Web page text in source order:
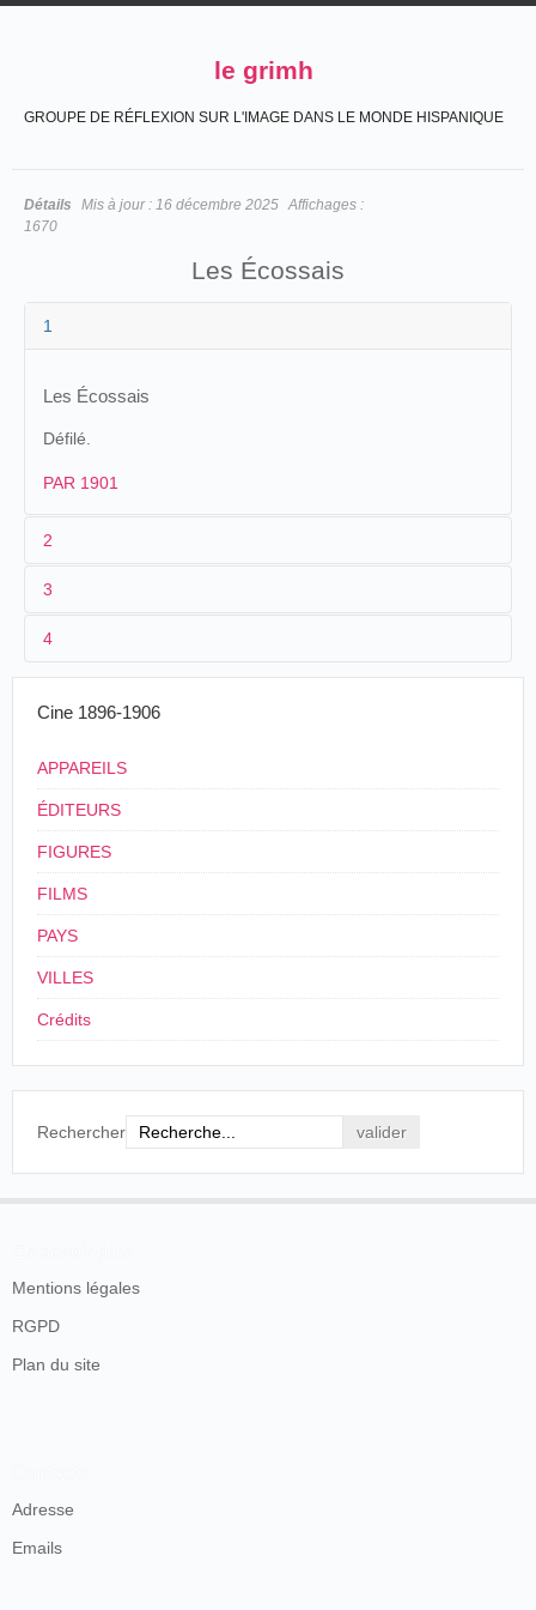
le grimh
GROUPE DE RÉFLEXION SUR L'IMAGE DANS LE MONDE HISPANIQUE
Détails Mis à jour : 16 décembre 2025 Affichages :
1670
Les Écossais
1
Les Écossais
Défilé.
PAR 1901
2
1
2
3
≤ 1901
4
France
3
4
Cine 1896-1906
APPAREILS
ÉDITEURS
FIGURES
FILMS
PAYS
VILLES
Crédits
Rechercher
Mentions légales
RGPD
Plan du site
Adresse
Emails